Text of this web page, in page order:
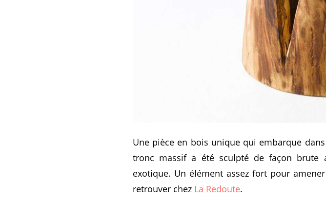
Une pièce en bois unique qui embarque
tronc massif a été sculpté de façon brute
exotique. Un élément assez fort pour
retrouver chez La Redoute.